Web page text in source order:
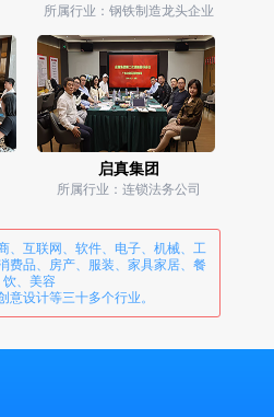
所属行业：钢铁制造龙头企业
启真集团
所属行业：连锁法务公司
、互联网、软件、电子、机械、工
费品、房产、服装、家具家居、餐
饮、美容
意设计等三十多个行业。